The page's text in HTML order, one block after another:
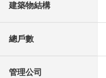
建築物結構
總戶數
管理公司